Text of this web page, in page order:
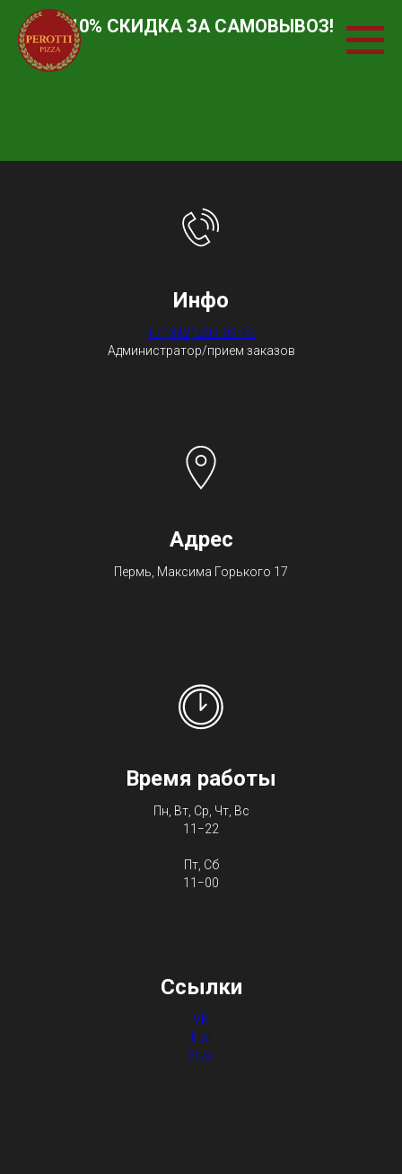
10% СКИДКА ЗА САМОВЫВОЗ!
Инфо
+7 (342) 299-99-49
Администратор/прием заказов
Адрес
Пермь, Максима Горького 17
Время работы
Пн, Вт, Ср, Чт, Вс
11−22
Пт, Сб
11−00
Ссылки
VK
Inst
2гис